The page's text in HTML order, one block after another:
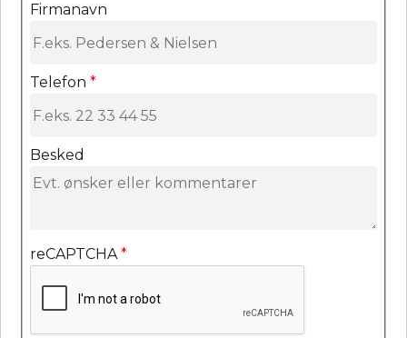
Firmanavn
Telefon *
Besked
reCAPTCHA*